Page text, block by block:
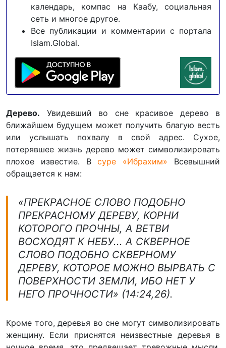
календарь, компас на Каабу, социальная
сеть и многое другое.
Все публикации и комментарии с портала
Islam.Global.
Дерево. Увидевший во сне красивое дерево в
ближайшем будущем может получить благую весть
или услышать похвалу в свой адрес. Сухое,
потерявшее жизнь дерево может символизировать
плохое известие. Всуре «Ибрахим» Всевышний
обращается к нам:
«ПРЕКРАСНОЕ СЛОВО ПОДОБНО
ПРЕКРАСНОМУ ДЕРЕВУ, КОРНИ
КОТОРОГО ПРОЧНЫ, А ВЕТВИ
ВОСХОДЯТ К НЕБУ... А СКВЕРНОЕ
СЛОВО ПОДОБНО СКВЕРНОМУ
ДЕРЕВУ, КОТОРОЕ МОЖНО ВЫРВАТЬ С
ПОВЕРХНОСТИ ЗЕМЛИ, ИБО НЕТ У
НЕГО ПРОЧНОСТИ» (14:24,26).
Кроме того, деревья во сне могут символизировать
женщину. Если приснятся неизвестные деревья в